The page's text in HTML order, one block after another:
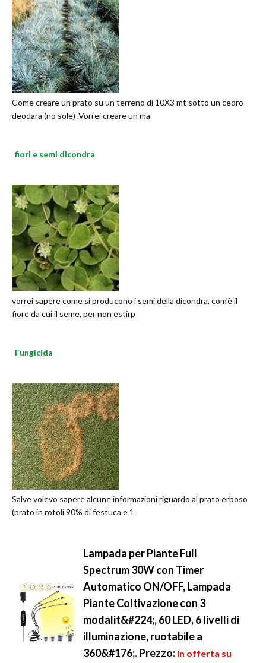
Come creare un prato su un terreno di 10X3 mt sotto un cedro
deodara (no sole) .Vorrei creare un ma
fiori e semi dicondra
vorrei sapere come si producono i semi della dicondra, com'è il
fiore da cui il seme, per non estirp
Fungicida
Salve volevo sapere alcune informazioni riguardo al prato erboso
(prato in rotoli 90% di festuca e 1
Lampada per Piante Full
Spectrum 30W con Timer
Automatico ON/OFF, Lampada
Piante Coltivazione con 3
modalit&#224;, 60 LED, 6 livelli di
illuminazione, ruotabile a
360&#176;.Prezzo: in offerta su